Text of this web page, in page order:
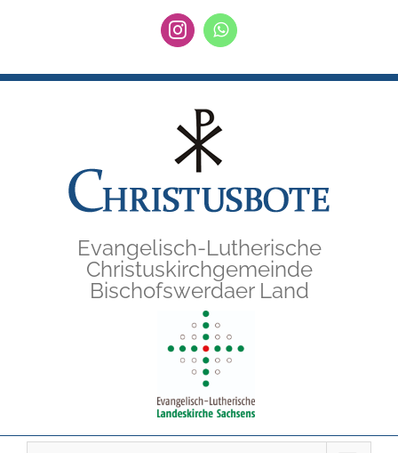
springen
InstagramWhatsApp
Evangelisch-Lutherische
Christuskirchgemeinde
Bischofswerdaer Land